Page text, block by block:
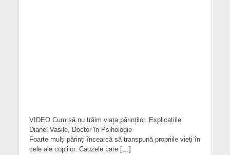
VIDEO Cum să nu trăim viața părinților. Explicațiile
Dianei Vasile, Doctor în Psihologie
Foarte mulți părinți încearcă să transpună propriile vieți în
cele ale copiilor. Cauzele care […]